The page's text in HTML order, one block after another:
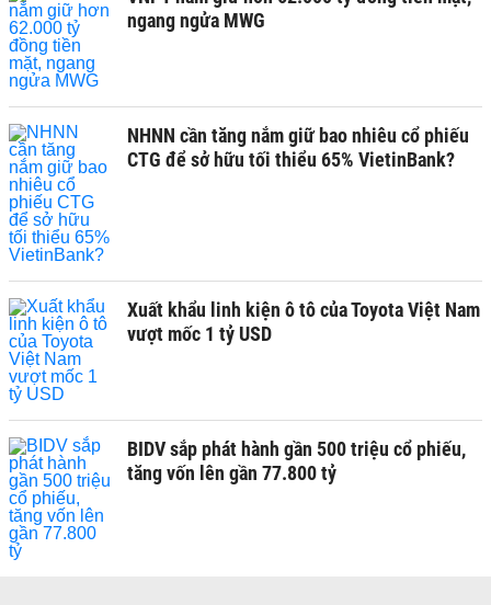
ngang ngửa MWG
NHNN cần tăng nắm giữ bao nhiêu cổ phiếu
CTG để sở hữu tối thiểu 65% VietinBank?
Xuất khẩu linh kiện ô tô của Toyota Việt Nam
vượt mốc 1 tỷ USD
BIDV sắp phát hành gần 500 triệu cổ phiếu,
tăng vốn lên gần 77.800 tỷ